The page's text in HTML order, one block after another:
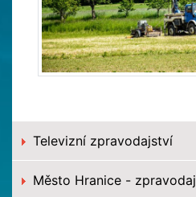
Televizní zpravodajství
Město Hranice - zpravodaj